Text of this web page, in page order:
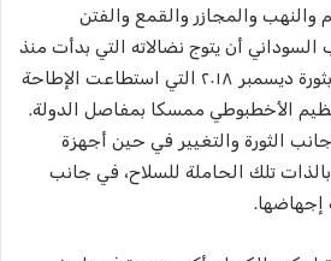
والنهب والمجازر والقمع والفتن
أن يتوج نضالاته التي بدأت منذ
انقلابهم في العام ١٩٨٩، بثورة ديسمبر ٢٠١٨ التي استطاعت الإطاحة
الأخطبوطي ممسكا بمفاصل الدولة.
الثورة والتغيير في حين أجهزة
بالذات تلك الحاملة للسلاح، في جانب
إجهاضها.